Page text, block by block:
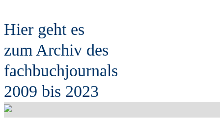
Hier geht es
zum Archiv des
fachbuchjournals
2009 bis 2023